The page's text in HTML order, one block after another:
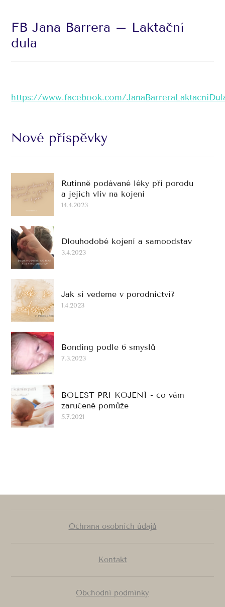
FB Jana Barrera – Laktační
dula
https://www.facebook.com/
Nové příspěvky
Rutinně podávané léky při porodu
a jejich vliv na kojení
14.4.2023
Dlouhodobé kojení a samoodstav
3.4.2023
Jak si vedeme v porodnictví?
1.4.2023
Bonding podle 6 smyslů
7.3.2023
BOLEST PŘI KOJENÍ - co vám
zaručeně pomůže
5.7.2021
Ochrana osobních údajů
Kontakt
Obchodní podmínky